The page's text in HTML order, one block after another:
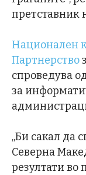
претставник
Национален
Партнерство
спроведува
за
„Би сакал да
Северна
резултати во